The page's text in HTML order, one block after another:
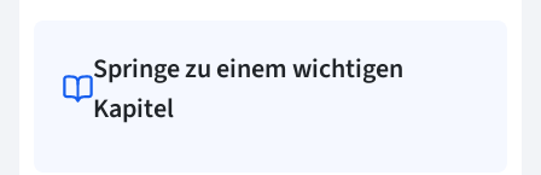
Springe zu einem wichtigen
Kapitel